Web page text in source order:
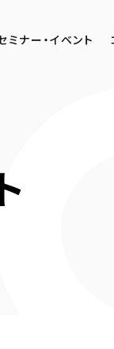
ミナー・イベント